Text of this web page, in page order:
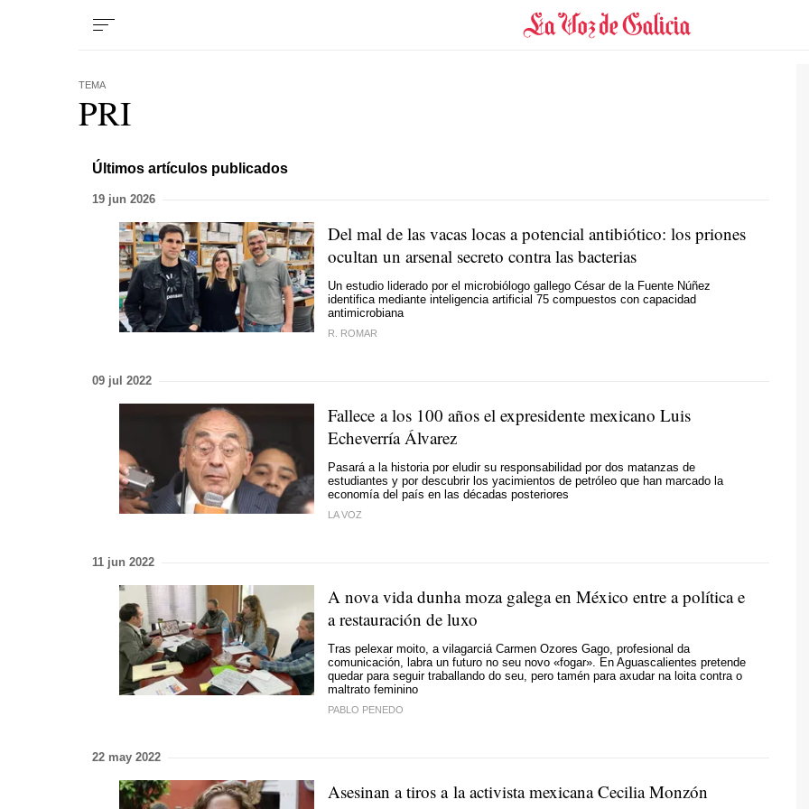
TEMA
PRI
Últimos artículos publicados
19 jun 2026
Del mal de las vacas locas a potencial antibiótico: los priones
ocultan un arsenal secreto contra las bacterias
Un estudio liderado por el microbiólogo gallego César de la Fuente Núñez
identifica mediante inteligencia artificial 75 compuestos con capacidad
antimicrobiana
R. ROMAR
09 jul 2022
Fallece a los 100 años el expresidente mexicano Luis
Echeverría Álvarez
Pasará a la historia por eludir su responsabilidad por dos matanzas de
estudiantes y por descubrir los yacimientos de petróleo que han marcado la
economía del país en las décadas posteriores
LA VOZ
11 jun 2022
A nova vida dunha moza galega en México entre a política e
a restauración de luxo
Tras pelexar moito, a vilagarciá Carmen Ozores Gago, profesional da
comunicación, labra un futuro no seu novo «fogar». En Aguascalientes pretende
quedar para seguir traballando do seu, pero tamén para axudar na loita contra o
maltrato feminino
PABLO PENEDO
22 may 2022
Asesinan a tiros a la activista mexicana Cecilia Monzón